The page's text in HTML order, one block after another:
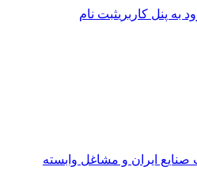
به پنل کاربریثبت نام